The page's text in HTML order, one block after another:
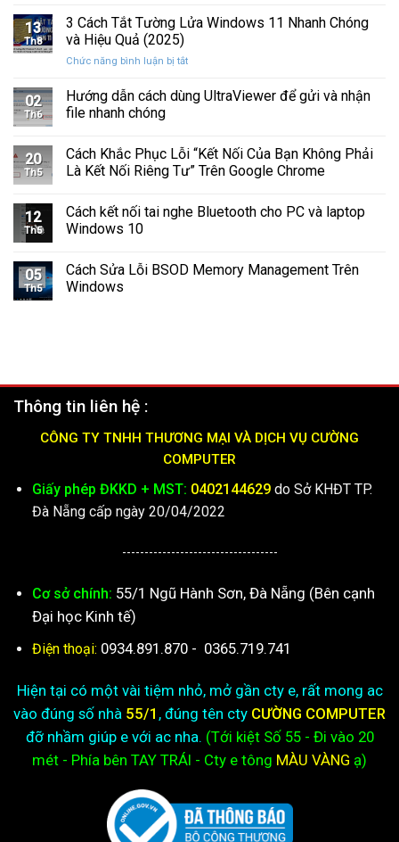
Hỏng
Giác
Trên
C
Sửa
Âm
Khi
11
13
Th8
3 Cách Tắt Tường Lửa Windows 11 Nhanh Chóng
và Hiệu Quả (2025)
Chức năng bình luận bị tắtở
Cách
Tắt
Windows
11
và
02
Th6
Hướng dẫn cách dùng UltraViewer để gửi và nhận
file nhanh chóng
20
Th5
Cách Khắc Phục Lỗi “Kết Nối Của Bạn Không Phải
Là Kết Nối Riêng Tư” Trên Google Chrome
12
Th5
Cách kết nối tai nghe Bluetooth cho PC và laptop
Windows 10
05
Th5
Cách Sửa Lỗi BSOD Memory Management Trên
Windows
Thông tin liên hệ :
CÔNG TY TNHH THƯƠNG MẠI VÀ DỊCH VỤ CƯỜNG
COMPUTER
Giấy phép ĐKKD + MST: 0402144629do Sở KHĐT TP.
Đà Nẵng cấp ngày 20/04/2022
-----------------------------------
Cơ sở chính: 55/1 Ngũ Hành Sơn, Đà Nẵng (Bên cạnh
Đại học Kinh tế)
Điện thoại: 0934.891.870 - 0365.719.741
Hiện tại có một vài tiệm nhỏ, mở gần cty e, rất mong ac
vào đúng số nhà 55/1 , đúng tên cty CƯỜNG COMPUTER
đỡ nhầm giúp e với ac nha. (Tới kiệtSố 55 - Đi vào 20
mét - Phía bên TAY TRÁI - Cty e tông MÀU VÀNG ạ)